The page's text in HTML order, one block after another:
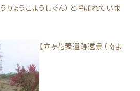
りょうこようしぐん）と呼ばれていま
【立ヶ花表遺跡遠景（南よ